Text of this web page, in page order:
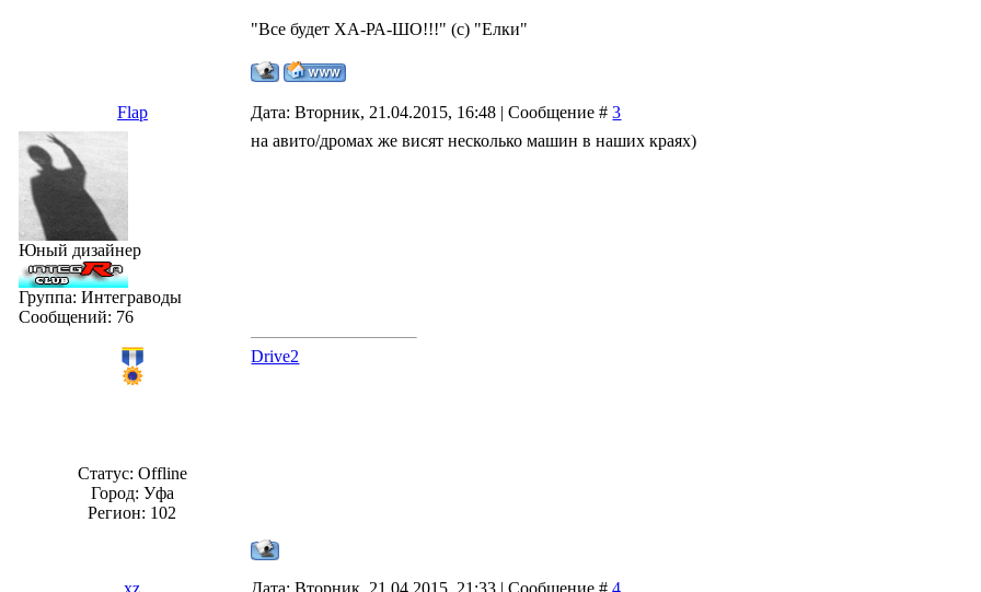
"Все будет ХА-РА-ШО!!!" (с) "Елки"
Flap Дата: Вторник, 21.04.2015, 16:48 | Сообщение #3
Юный дизайнер
Группа: Интеграводы
Сообщений: 76
Статус: Offline
Город: Уфа
Регион: 102
на авито/дромах же висят несколько машин в наших краях)
Drive2
xz Дата: Вторник, 21.04.2015, 21:33 | Сообщение #4